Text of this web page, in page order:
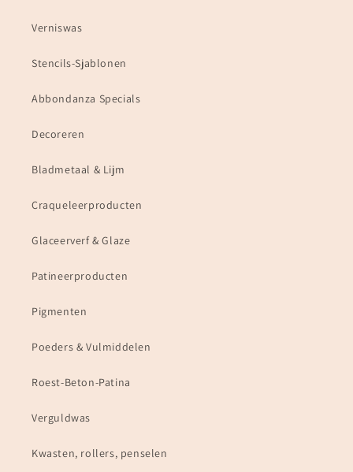
Verniswas
Stencils-Sjablonen
Abbondanza Specials
Decoreren
Bladmetaal & Lijm
Craqueleerproducten
Glaceerverf & Glaze
Patineerproducten
Pigmenten
Poeders & Vulmiddelen
Roest-Beton-Patina
Verguldwas
Kwasten, rollers, penselen